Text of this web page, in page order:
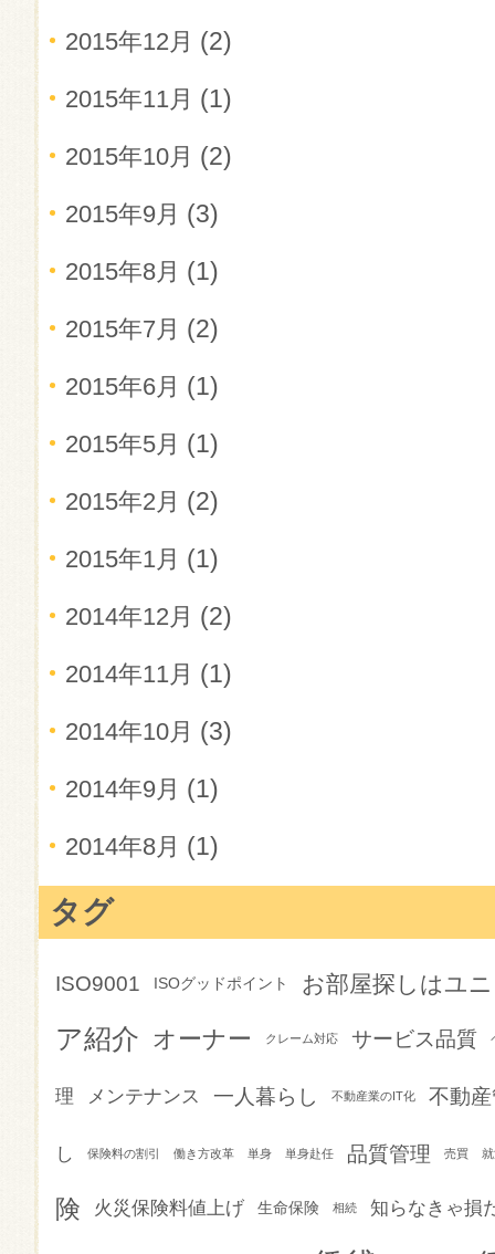
2015年12月 (2)
2015年11月 (1)
2015年10月 (2)
2015年9月 (3)
2015年8月 (1)
2015年7月 (2)
2015年6月 (1)
2015年5月 (1)
2015年2月 (2)
2015年1月 (1)
2014年12月 (2)
2014年11月 (1)
2014年10月 (3)
2014年9月 (1)
2014年8月 (1)
タグ
ISO9001 ISOグッドポイント お部屋探しはユ
ア紹介 オーナー クレーム対応 サービス品質
理 メンテナンス 一人暮らし 不動産業のIT化 不動
し 保険料の割引 働き方改革 単身 単身赴任 品質管理 売買
険 火災保険料値上げ 生命保険 相続 知らなきゃ損